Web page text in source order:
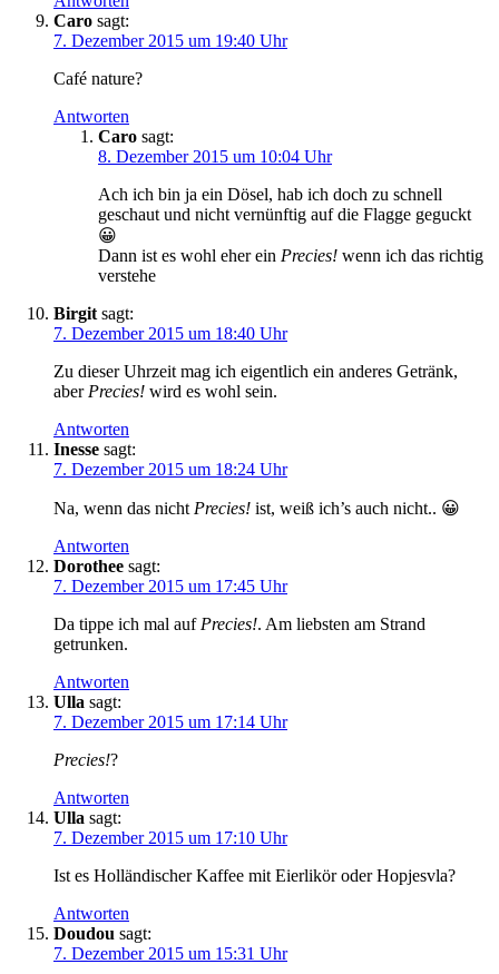
Caro sagt:
7. Dezember 2015 um 19:40 Uhr
Café nature?
Antworten
Caro sagt:
8. Dezember 2015 um 10:04 Uhr
Ach ich bin ja ein Dösel, hab ich doch zu schnell
geschaut und nicht vernünftig auf die Flagge geguckt
😀
Dann ist es wohl eher ein Precies! wenn ich das richtig
verstehe
Birgit sagt:
7. Dezember 2015 um 18:40 Uhr
Zu dieser Uhrzeit mag ich eigentlich ein anderes Getränk,
aber Precies! wird es wohl sein.
Antworten
Inesse sagt:
7. Dezember 2015 um 18:24 Uhr
Na, wenn das nicht Precies! ist, weiß ich’s auch nicht.. 😀
Antworten
Dorothee sagt:
7. Dezember 2015 um 17:45 Uhr
Da tippe ich mal auf Precies!. Am liebsten am Strand
getrunken.
Antworten
Ulla sagt:
7. Dezember 2015 um 17:14 Uhr
Precies!?
Antworten
Ulla sagt:
7. Dezember 2015 um 17:10 Uhr
Ist es Holländischer Kaffee mit Eierlikör oder Hopjesvla?
Antworten
Doudou sagt:
7. Dezember 2015 um 15:31 Uhr